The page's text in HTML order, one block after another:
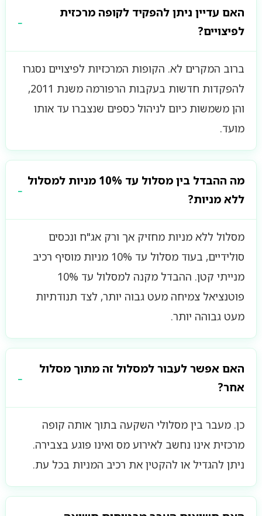
האם עדיין ניתן להפקיד לקופה מרכזית
לפיצויים?
ברוב המקרים לא. הקופות המרכזיות לפיצויים נסגרו
להפקדות חדשות בעקבות הרפורמה משנת 2011,
והן משמשות כיום לניהול כספים שנצברו עד אותו
מועד.
מה ההבדל בין מסלול עד 10% מניות למסלול
ללא מניות?
מסלול ללא מניות מחזיק אך ורק אג"ח ונכסים
סולידיים, בעוד מסלול עד 10% מניות מוסיף רכיב
מנייתי קטן. ההבדל מקנה למסלול עד 10%
פוטנציאל צמיחה מעט גבוה יותר, לצד תנודתיות
מעט גבוהה יותר.
האם אפשר לעבור למסלול זה מתוך מסלול
אחר?
כן. מעבר בין מסלולי השקעה בתוך אותה קופה
מרכזית אינו נחשב לאירוע מס ואינו פוגע בצבירה.
ניתן להגדיל או להקטין את רכיב המניות בכל עת.